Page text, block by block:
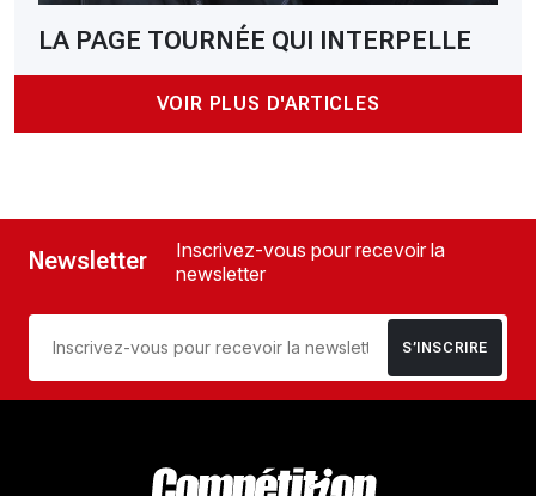
LA PAGE TOURNÉE QUI INTERPELLE
VOIR PLUS D'ARTICLES
Newsletter
Inscrivez-vous pour recevoir la
newsletter
S’INSCRIRE